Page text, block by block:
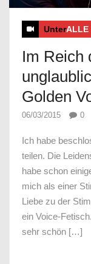
UnterALLE
Im Reich
Golden
06/03/2015 0
Ich habe
teilen. Die
habe schon
mich als einer
Liebe zu der
ein Voice-
sehr schön […]